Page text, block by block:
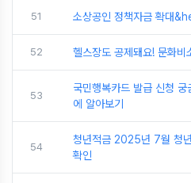
51 소상공인 정책자금 확대
52 헬스장도 공제돼요! 문화
53
국민행복카드 발급 신청
에 알아보기
54
청년적금 2025년 7월 청
확인